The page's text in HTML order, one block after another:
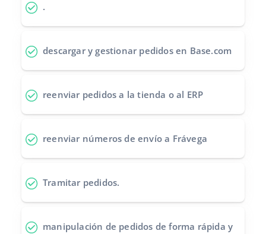
.
descargar y gestionar pedidosen Base.com
reenviar pedidos a la tienda o al ERP
reenviar números de envío a Frávega
Tramitar pedidos.
manipulación de pedidos de forma rápida y